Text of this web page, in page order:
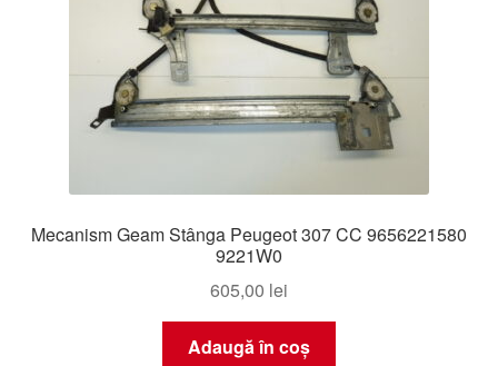
Mecanism Geam Stânga Peugeot 307 CC 9656221580
9221W0
605,00 lei
Adaugă în coș